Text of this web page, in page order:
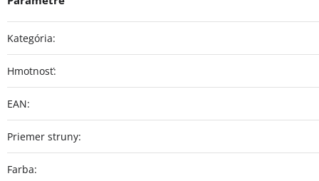
Kategória:
Hmotnosť:
EAN:
Priemer struny:
Farba: